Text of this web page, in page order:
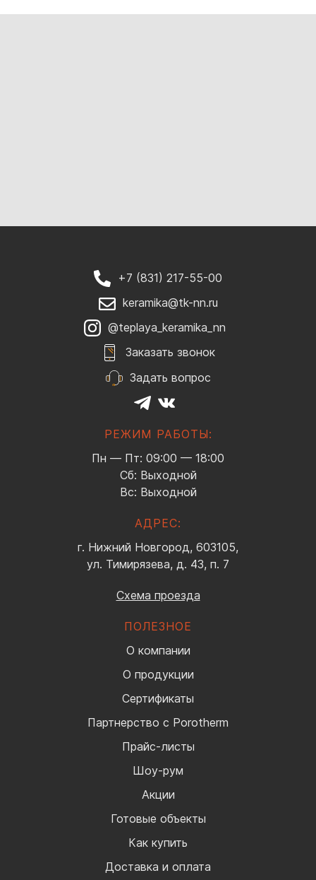
+7 (831) 217-55-00
keramika@tk-nn.ru
@teplaya_keramika_nn
Заказать звонок
Задать вопрос
РЕЖИМ РАБОТЫ:
Пн — Пт: 09:00 — 18:00
Сб: Выходной
Вс: Выходной
АДРЕС:
г. Нижний Новгород, 603105,
ул. Тимирязева, д. 43, п. 7
Схема проезда
ПОЛЕЗНОЕ
О компании
О продукции
Сертификаты
Партнерство с Porotherm
Прайс-листы
Шоу-рум
Акции
Готовые объекты
Как купить
Доставка и оплата